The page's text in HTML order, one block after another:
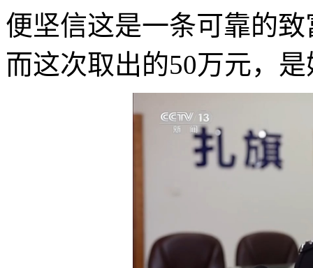
便坚信这是一条可靠的
而这次取出的50万元，